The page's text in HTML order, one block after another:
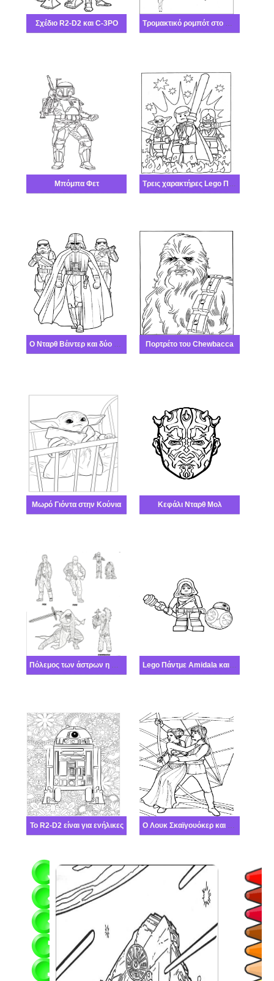
Σχέδιο R2-D2 και C-3PO Τρομακτικό ρομπότ στο Star Wars
Μπόμπα Φετ Τρεις χαρακτήρες Lego Πόλεμος των άστρων με φλόγες
Ο Νταρθ Βέιντερ και δύο ο Μπόμπα Φετ Πορτρέτο του Chewbacca
Μωρό Γιόντα στην Κούνια Κεφάλι Νταρθ Μολ
Πόλεμος των άστρων η Δύναμη Ξυπνά Lego Πάντμε Amidala και BB-8
Το R2-D2 είναι για ενήλικες Ο Λουκ Σκαϊγουόκερ και ο Ρέι